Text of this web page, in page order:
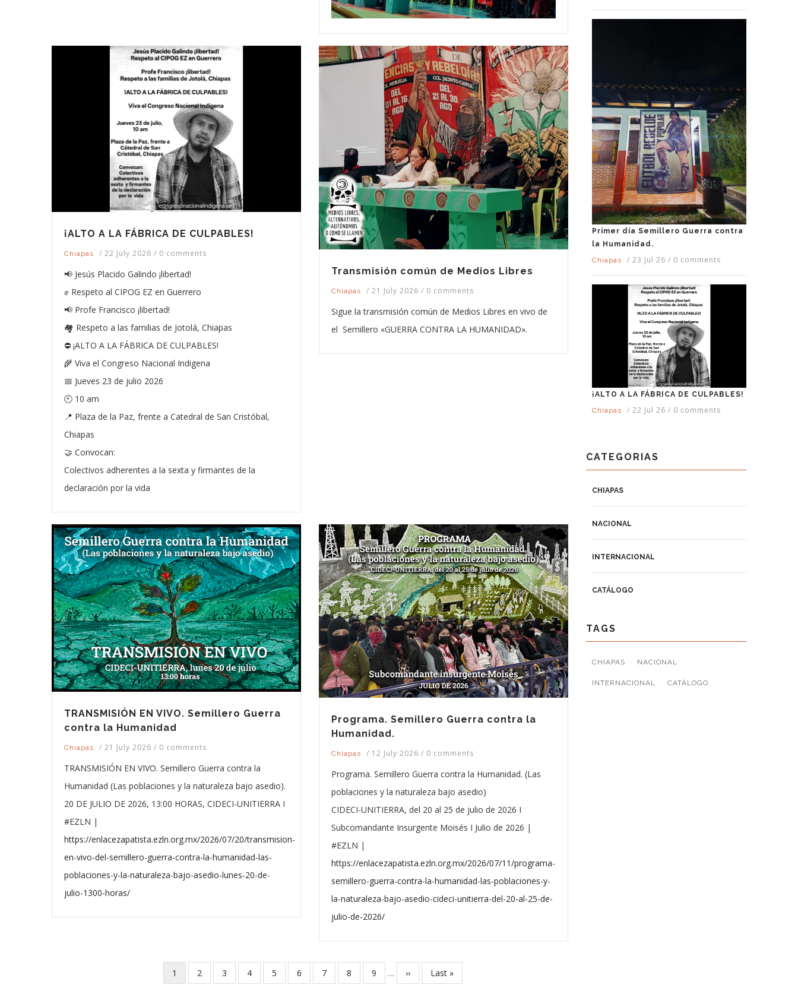
¡ALTO A LA FÁBRICA DE CULPABLES!
Chiapas / 22 July 2026 / 0 comments
📢 Jesús Placido Galindo ¡libertad!
✊ Respeto al CIPOG EZ en Guerrero
📢 Profe Francisco ¡libertad!
🏘️ Respeto a las familias de Jotolá, Chiapas
⛔ ¡ALTO A LA FÁBRICA DE CULPABLES!
🌾 Viva el Congreso Nacional Indigena
📅 Jueves 23 de julio 2026
🕙 10 am
📍 Plaza de la Paz, frente a Catedral de San Cristóbal,
Chiapas
🤝 Convocan:
Colectivos adherentes a la sexta y firmantes de la
declaración por la vida
Transmisión común de Medios Libres
Chiapas / 21 July 2026 / 0 comments
Sigue la transmisión común de Medios Libres en vivo de
el Semillero «GUERRA CONTRA LA HUMANIDAD».
TRANSMISIÓN EN VIVO. Semillero Guerra
contra la Humanidad
Chiapas / 21 July 2026 / 0 comments
TRANSMISIÓN EN VIVO. Semillero Guerra contra la
Humanidad (Las poblaciones y la naturaleza bajo asedio).
20 DE JULIO DE 2026, 13:00 HORAS, CIDECI-UNITIERRA I
#EZLN |
https://enlacezapatista.ezln.org.mx/2026/07/20/transmision-
en-vivo-del-semillero-guerra-contra-la-humanidad-las-
poblaciones-y-la-naturaleza-bajo-asedio-lunes-20-de-
julio-1300-horas/
Programa. Semillero Guerra contra la
Humanidad.
Chiapas / 12 July 2026 / 0 comments
Programa. Semillero Guerra contra la Humanidad. (Las
poblaciones y la naturaleza bajo asedio)
CIDECI-UNITIERRA, del 20 al 25 de julio de 2026 I
Subcomandante Insurgente Moisés I Julio de 2026 |
#EZLN |
https://enlacezapatista.ezln.org.mx/2026/07/11/programa-
semillero-guerra-contra-la-humanidad-las-poblaciones-y-
la-naturaleza-bajo-asedio-cideci-unitierra-del-20-al-25-de-
julio-de-2026/
Current
1 Page
2 Page
3 Page
4 Page
5 Page
6 Page
7 Page
8 Page
9 …
Next
››
Last
Last »
Primer día Semillero Guerra contra
la Humanidad.
Chiapas
/ 23 Jul 26 / 0 comments
¡ALTO A LA FÁBRICA DE CULPABLES!
Chiapas
/ 22 Jul 26 / 0 comments
CATEGORIAS
CHIAPAS
NACIONAL
INTERNACIONAL
CATÁLOGO
TAGS
CHIAPAS NACIONAL
INTERNACIONAL CATÁLOGO